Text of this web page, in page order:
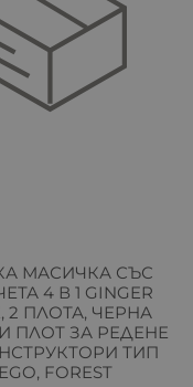
МАСИЧКА СЪС
4 В 1 GINGER
2 ПЛОТА, ЧЕРНА
ПЛОТ ЗА РЕДЕНЕ
ТИП
FOREST